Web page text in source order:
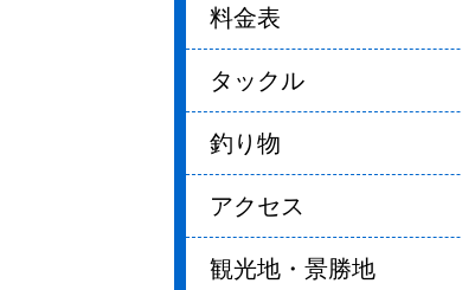
料金表
タックル
釣り物
アクセス
観光地・景勝地